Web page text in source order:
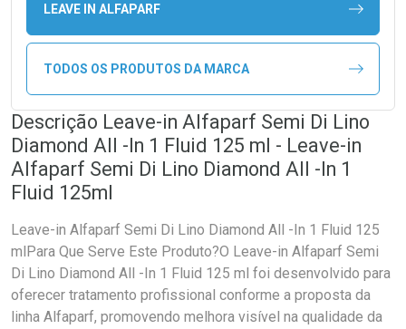
LEAVE IN ALFAPARF
TODOS OS PRODUTOS DA MARCA
Descrição Leave-in Alfaparf Semi Di Lino
Diamond All -In 1 Fluid 125 ml - Leave-in
Alfaparf Semi Di Lino Diamond All -In 1
Fluid 125ml
Leave-in Alfaparf Semi Di Lino Diamond All -In 1 Fluid 125
mlPara Que Serve Este Produto?O Leave-in Alfaparf Semi
Di Lino Diamond All -In 1 Fluid 125 ml foi desenvolvido para
oferecer tratamento profissional conforme a proposta da
linha Alfaparf, promovendo melhora visível na qualidade da